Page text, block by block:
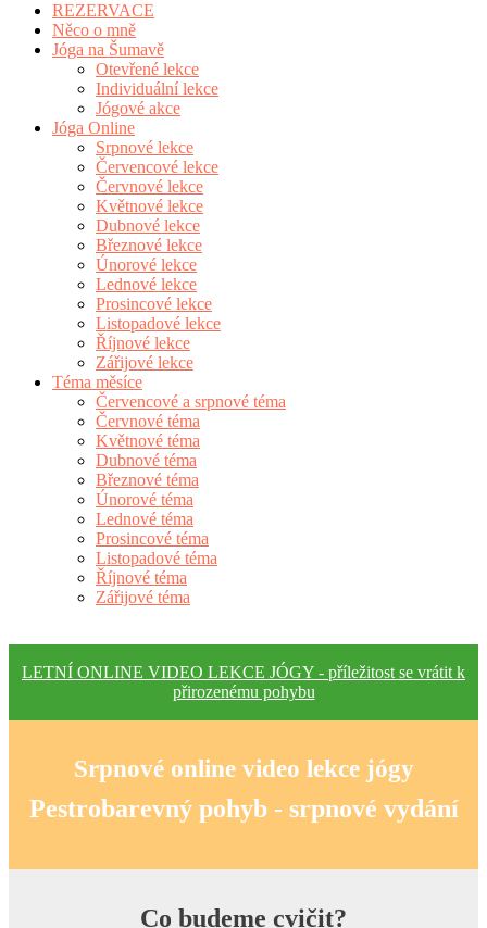
REZERVACE
Něco o mně
Jóga na Šumavě
Otevřené lekce
Individuální lekce
Jógové akce
Jóga Online
Srpnové lekce
Červencové lekce
Červnové lekce
Květnové lekce
Dubnové lekce
Březnové lekce
Únorové lekce
Lednové lekce
Prosincové lekce
Listopadové lekce
Říjnové lekce
Zářijové lekce
Téma měsíce
Červencové a srpnové téma
Červnové téma
Květnové téma
Dubnové téma
Březnové téma
Únorové téma
Lednové téma
Prosincové téma
Listopadové téma
Říjnové téma
Zářijové téma
LETNÍ ONLINE VIDEO LEKCE JÓGY - příležitost se vrátit k
přirozenému pohybu
Srpnové online video lekce jógy
Pestrobarevný pohyb - srpnové vydání
Co budeme cvičit?